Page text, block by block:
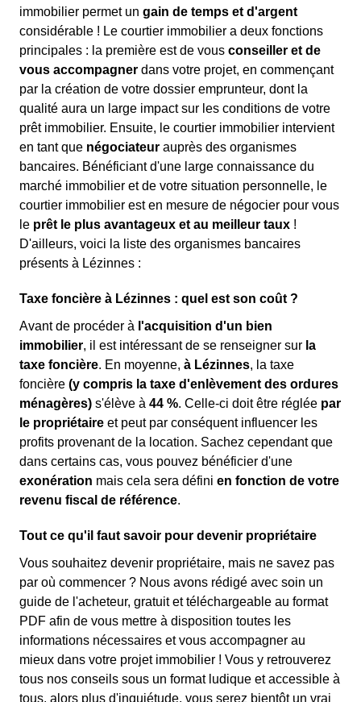
immobilier permet un gain de temps et d'argent
considérable ! Le courtier immobilier a deux fonctions
principales : la première est de vous conseiller et de
vous accompagner dans votre projet, en commençant
par la création de votre dossier emprunteur, dont la
qualité aura un large impact sur les conditions de votre
prêt immobilier. Ensuite, le courtier immobilier intervient
en tant que négociateur auprès des organismes
bancaires. Bénéficiant d'une large connaissance du
marché immobilier et de votre situation personnelle, le
courtier immobilier est en mesure de négocier pour vous
le prêt le plus avantageux et au meilleur taux !
D'ailleurs, voici la liste des organismes bancaires
présents à Lézinnes :
Taxe foncière à Lézinnes : quel est son coût ?
Avant de procéder à l'acquisition d'un bien
immobilier, il est intéressant de se renseigner sur la
taxe foncière. En moyenne, à Lézinnes, la taxe
foncière (y compris la taxe d'enlèvement des ordures
ménagères) s'élève à 44 %. Celle-ci doit être réglée par
le propriétaire et peut par conséquent influencer les
profits provenant de la location. Sachez cependant que
dans certains cas, vous pouvez bénéficier d'une
exonération mais cela sera défini en fonction de votre
revenu fiscal de référence.
Tout ce qu'il faut savoir pour devenir propriétaire
Vous souhaitez devenir propriétaire, mais ne savez pas
par où commencer ? Nous avons rédigé avec soin un
guide de l'acheteur, gratuit et téléchargeable au format
PDF afin de vous mettre à disposition toutes les
informations nécessaires et vous accompagner au
mieux dans votre projet immobilier ! Vous y retrouverez
tous nos conseils sous un format ludique et accessible à
tous, alors plus d'inquiétude, vous serez bientôt un vrai